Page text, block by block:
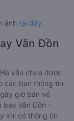
ảnh tại đây.
Vân Đồn
vẫn chưa được
các bạn thông tin
giờ bán vé
bay Vân Đồn -
khi có thông tin